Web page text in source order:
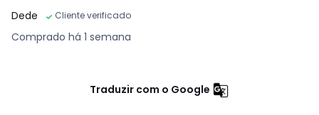
Dede
Cliente verificado
Comprado há 1 semana
Traduzir com o Google